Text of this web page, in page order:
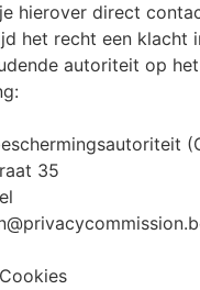
hierover direct
het recht een klacht
autoriteit op
35